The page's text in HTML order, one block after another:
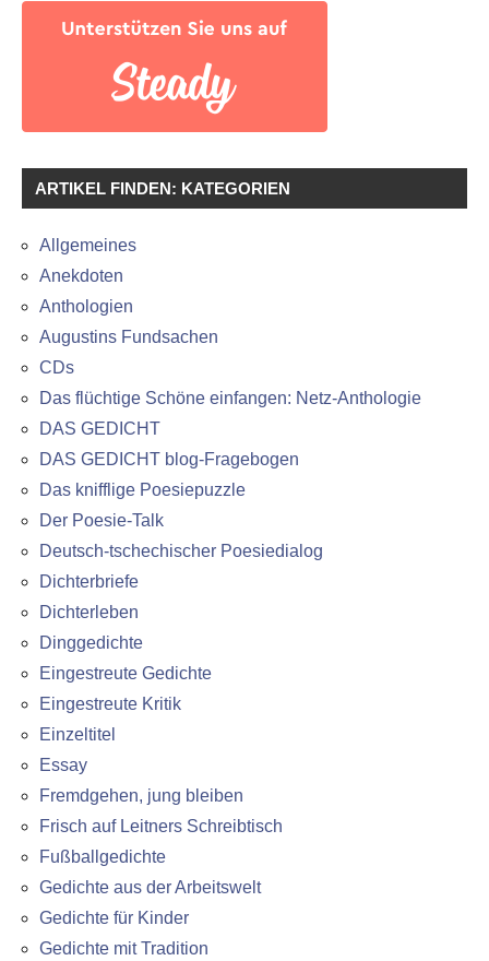
ARTIKEL FINDEN: KATEGORIEN
Allgemeines
Anekdoten
Anthologien
Augustins Fundsachen
CDs
Das flüchtige Schöne einfangen: Netz-Anthologie
DAS GEDICHT
DAS GEDICHT blog-Fragebogen
Das knifflige Poesiepuzzle
Der Poesie-Talk
Deutsch-tschechischer Poesiedialog
Dichterbriefe
Dichterleben
Dinggedichte
Eingestreute Gedichte
Eingestreute Kritik
Einzeltitel
Essay
Fremdgehen, jung bleiben
Frisch auf Leitners Schreibtisch
Fußballgedichte
Gedichte aus der Arbeitswelt
Gedichte für Kinder
Gedichte mit Tradition